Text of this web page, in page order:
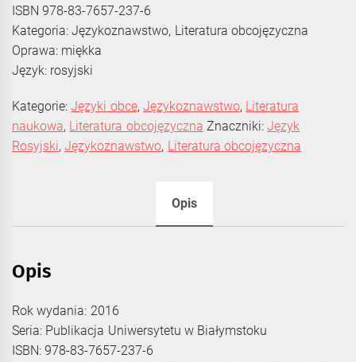
ISBN 978-83-7657-237-6
Kategoria: Językoznawstwo, Literatura obcojęzyczna
Oprawa: miękka
Język: rosyjski
Kategorie:Języki obce, Językoznawstwo, Literatura
naukowa, Literatura obcojęzyczna Znaczniki:Język
Rosyjski,Językoznawstwo, Literatura obcojęzyczna
Opis
Opis
Rok wydania: 2016
Seria: Publikacja Uniwersytetu w Białymstoku
ISBN: 978-83-7657-237-6